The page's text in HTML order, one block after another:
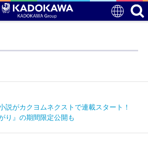
説がカクヨムネクストで連載スタート！
り』の期間限定公開も